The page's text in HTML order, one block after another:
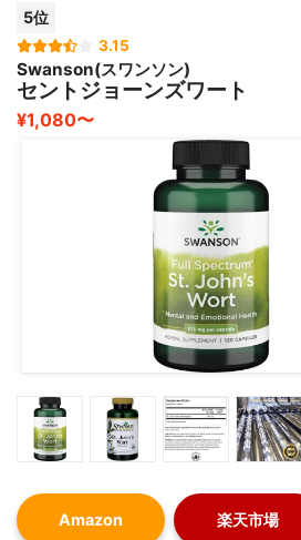
5位
3.15
Swanson(スワンソン)
セントジョーンズワート
¥1,080〜
Amazon 楽天市場